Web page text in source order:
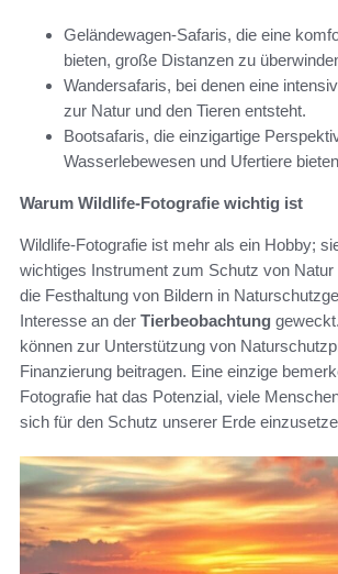
Geländewagen-Safaris, die eine
bieten, große Distanzen zu
Wandersafaris, bei denen eine
zur Natur und den Tieren entsteht.
Bootsafaris, die einzigartige
Wasserlebewesen und Ufertiere
Warum Wildlife-Fotografie wichtig ist
Wildlife-Fotografie ist mehr als ein Hobby;
wichtiges Instrument zum Schutz von Natur
die Festhaltung von Bildern in
Interesse an der Tierbeobachtung
können zur Unterstützung von
Finanzierung beitragen. Eine einzige
Fotografie hat das Potenzial, viele
sich für den Schutz unserer Erde